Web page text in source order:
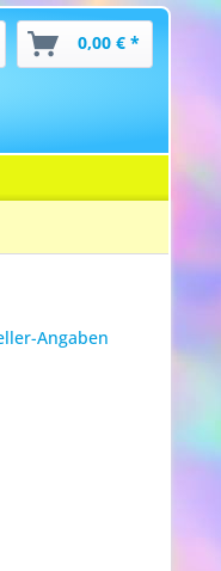
0,00 € *
Angaben